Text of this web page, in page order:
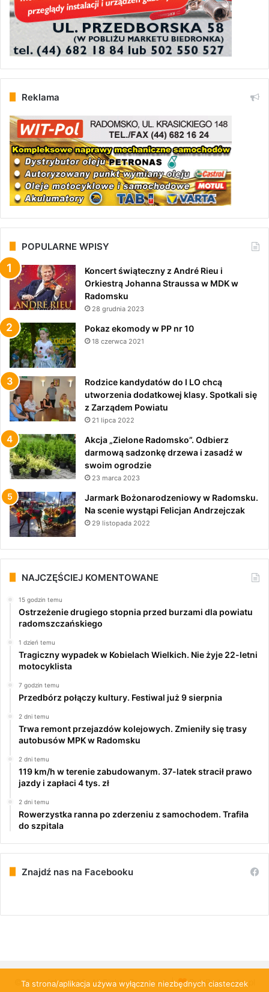
Reklama
POPULARNE WPISY
Koncert świąteczny z André Rieu i
Orkiestrą Johanna Straussa w MDK w
Radomsku
28 grudnia 2023
Pokaz ekomody w PP nr 10
18 czerwca 2021
Rodzice kandydatów do I LO chcą
utworzenia dodatkowej klasy. Spotkali się
z Zarządem Powiatu
21 lipca 2022
Akcja „Zielone Radomsko”. Odbierz
darmową sadzonkę drzewa i zasadź w
swoim ogrodzie
23 marca 2023
Jarmark Bożonarodzeniowy w Radomsku.
Na scenie wystąpi Felicjan Andrzejczak
29 listopada 2022
NAJCZĘŚCIEJ KOMENTOWANE
15 godzin temu
Ostrzeżenie drugiego stopnia przed burzami dla powiatu
radomszczańskiego
1 dzień temu
Tragiczny wypadek w Kobielach Wielkich. Nie żyje 22-letni
motocyklista
7 godzin temu
Przedbórz połączy kultury. Festiwal już 9 sierpnia
2 dni temu
Trwa remont przejazdów kolejowych. Zmieniły się trasy
autobusów MPK w Radomsku
2 dni temu
119 km/h w terenie zabudowanym. 37-latek stracił prawo
jazdy i zapłaci 4 tys. zł
2 dni temu
Rowerzystka ranna po zderzeniu z samochodem. Trafiła
do szpitala
Znajdź nas na Facebooku
© Copyright 2026, All Rights Reserved | PulsRadomska.pl
Ta strona/aplikacja używa wyłącznie niezbędnych ciasteczek